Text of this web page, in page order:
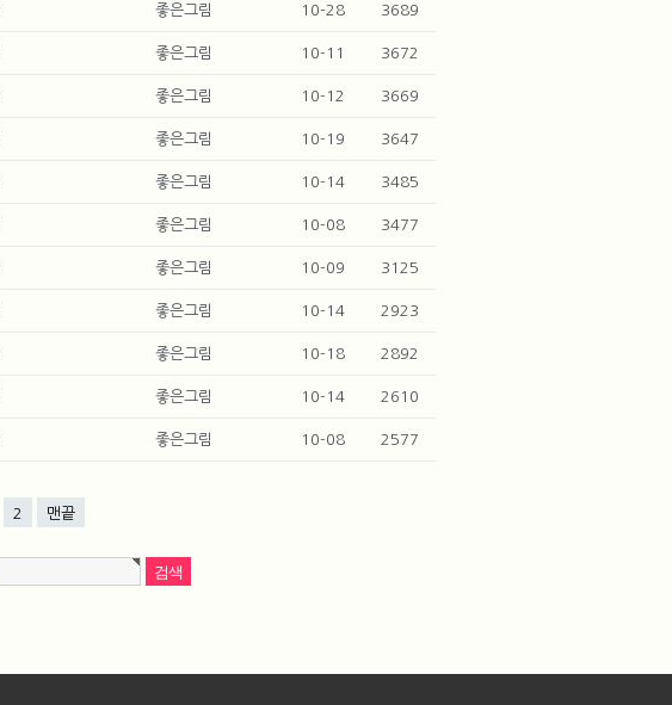
좋은그림 10-28 3689
좋은그림 10-11 3672
좋은그림 10-12 3669
좋은그림 10-19 3647
좋은그림 10-14 3485
좋은그림 10-08 3477
좋은그림 10-09 3125
좋은그림 10-14 2923
좋은그림 10-18 2892
좋은그림 10-14 2610
좋은그림 10-08 2577
2 맨끝